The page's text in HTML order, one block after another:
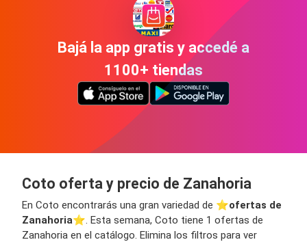
Bajá la app gratis y accedé a
1100+ tiendas
Coto oferta y precio de Zanahoria
En Coto encontrarás una gran variedad de ⭐️ofertas de
Zanahoria⭐️. Esta semana, Coto tiene 1 ofertas de
Zanahoria en el catálogo. Elimina los filtros para ver